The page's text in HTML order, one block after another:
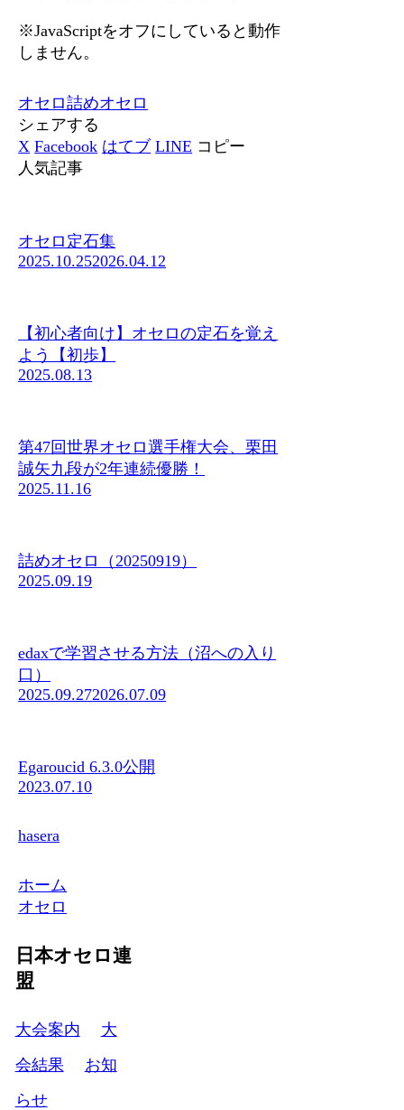
※JavaScriptをオフにしていると動作
しません。
オセロ詰めオセロ
シェアする
X Facebook はてブ LINE コピー
人気記事
オセロ定石集
2025.10.252026.04.12
【初心者向け】オセロの定石を覚え
よう【初歩】
2025.08.13
第47回世界オセロ選手権大会、栗田
誠矢九段が2年連続優勝！
2025.11.16
詰めオセロ（20250919）
2025.09.19
edaxで学習させる方法（沼への入り
口）
2025.09.272026.07.09
Egaroucid 6.3.0公開
2023.07.10
hasera
ホーム
オセロ
日本オセロ連
盟
大会案内
大
会結果
お知
らせ